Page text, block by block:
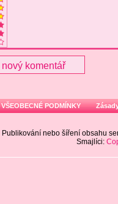
komentář
VŠEOBECNÉ PODMÍNKY
Publikování nebo šíření obsahu
Smajlíci: